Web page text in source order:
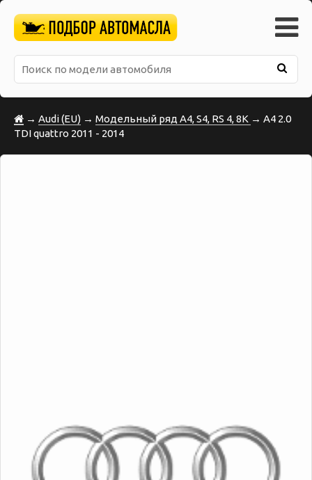
→ Audi (EU) → Модельный ряд A4, S4, RS 4, 8K → A4 2.0
TDI quattro 2011 - 2014